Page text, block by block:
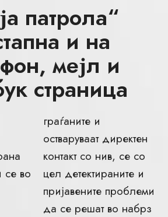
патрола“
и на
мејл и
страница
се во
со
и